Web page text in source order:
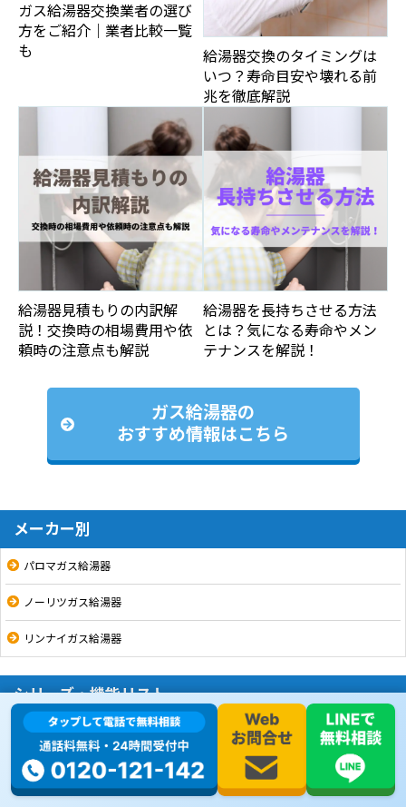
ガス給湯器交換業者の選び
方をご紹介｜業者比較一覧
も
給湯器交換のタイミングは
いつ？寿命目安や壊れる前
兆を徹底解説
給湯器見積もりの内訳解
説！交換時の相場費用や依
頼時の注意点も解説
給湯器を長持ちさせる方法
とは？気になる寿命やメン
テナンスを解説！
ガス給湯器の
おすすめ情報はこちら
メーカー別
パロマガス給湯器
ノーリツガス給湯器
リンナイガス給湯器
シリーズ・機能リスト
16号
20号